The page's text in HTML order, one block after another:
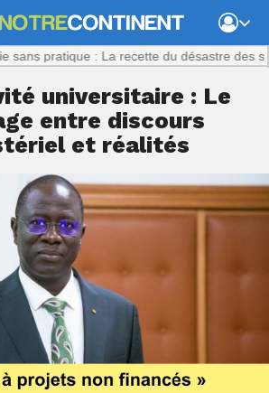
pratique : La recette du désastre des séries
universitaire : Le
entre discours
et réalités